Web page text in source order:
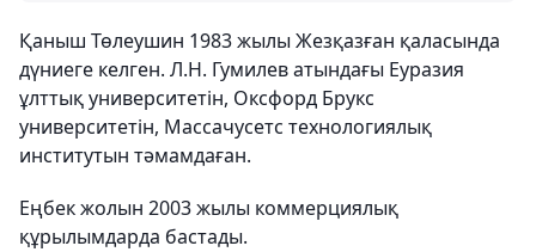
Қаныш Төлеушин 1983 жылы Жезқазған қаласында
дүниеге келген. Л.Н. Гумилев атындағы Еуразия
ұлттық университетін, Оксфорд Брукс
университетін, Массачусетс технологиялық
институтын тәмамдаған.
Еңбек жолын 2003 жылы коммерциялық
құрылымдарда бастады.